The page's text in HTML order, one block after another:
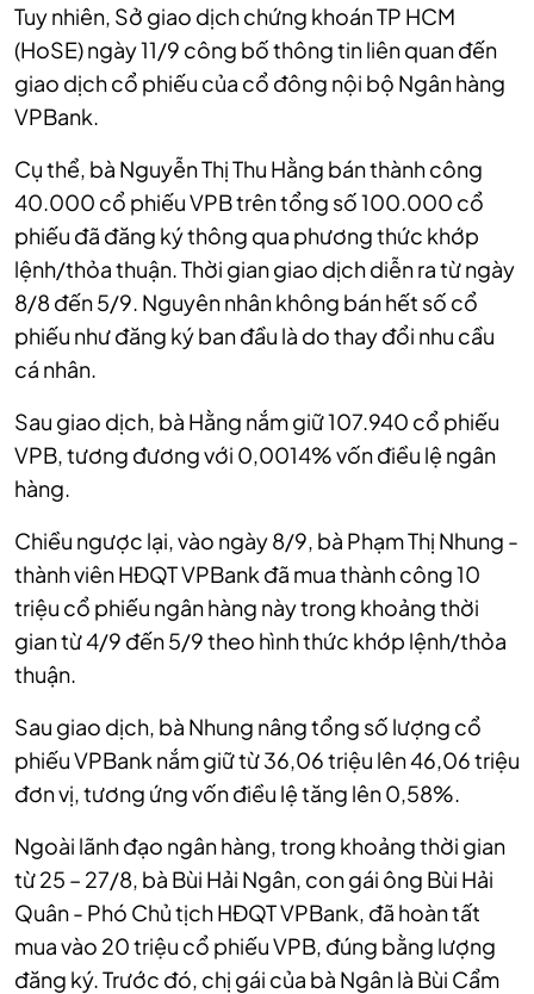
Tuy nhiên, Sở giao dịch chứng khoán TP HCM
(HoSE) ngày 11/9 công bố thông tin liên quan đến
giao dịch cổ phiếu của cổ đông nội bộ Ngân hàng
VPBank.
Cụ thể, bà Nguyễn Thị Thu Hằng bán thành công
40.000 cổ phiếu VPB trên tổng số 100.000 cổ
phiếu đã đăng ký thông qua phương thức khớp
lệnh/thỏa thuận. Thời gian giao dịch diễn ra từ ngày
8/8 đến 5/9. Nguyên nhân không bán hết số cổ
phiếu như đăng ký ban đầu là do thay đổi nhu cầu
cá nhân.
Sau giao dịch, bà Hằng nắm giữ 107.940 cổ phiếu
VPB, tương đương với 0,0014% vốn điều lệ ngân
hàng.
Chiều ngược lại, vào ngày 8/9, bà Phạm Thị Nhung -
thành viên HĐQT VPBank đã mua thành công 10
triệu cổ phiếu ngân hàng này trong khoảng thời
gian từ 4/9 đến 5/9 theo hình thức khớp lệnh/thỏa
thuận.
Sau giao dịch, bà Nhung nâng tổng số lượng cổ
phiếu VPBank nắm giữ từ 36,06 triệu lên 46,06 triệu
đơn vị, tương ứng vốn điều lệ tăng lên 0,58%.
Ngoài lãnh đạo ngân hàng, trong khoảng thời gian
từ 25 – 27/8, bà Bùi Hải Ngân, con gái ông Bùi Hải
Quân - Phó Chủ tịch HĐQT VPBank, đã hoàn tất
mua vào 20 triệu cổ phiếu VPB, đúng bằng lượng
đăng ký. Trước đó, chị gái của bà Ngân là Bùi Cẩm